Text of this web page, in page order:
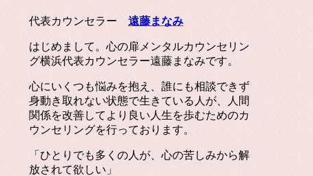
代表カウンセラー 遠藤まなみ
はじめまして。心の扉メンタルカウンセリン
グ横浜代表カウンセラー遠藤まなみです。
心にいくつも悩みを抱え、誰にも相談できず
身動き取れない状態で生きている人が、人間
関係を改善してより良い人生を歩むためのカ
ウンセリングを行っております。
「ひとりでも多くの人が、心の苦しみから解
放されて欲しい」